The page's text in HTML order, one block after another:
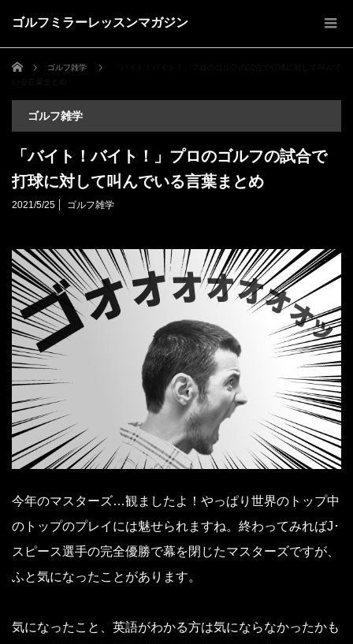
ゴルフミラーレッスンマガジン
ホーム ゴルフ雑学
ゴルフ雑学
「バイト！バイト！」プロのゴルフの試合で
打球に対して叫んでいる言葉まとめ
2021/5/25 ゴルフ雑学
今年のマスターズ…観ましたよ！やっぱり世界のトップ中
のトップのプレイには魅せられますね。終わってみればJ･
スピース選手の完全優勝で幕を閉じたマスターズですが、
ふと気になったことがあります。
気になったこと、英語がわかる方は気にならなかったかも